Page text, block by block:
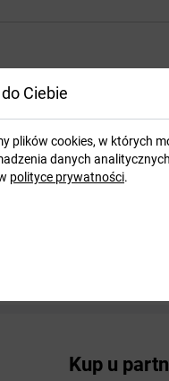
Kup u
Ciebie
plików cookies, w których
danych
polityce prywatności.